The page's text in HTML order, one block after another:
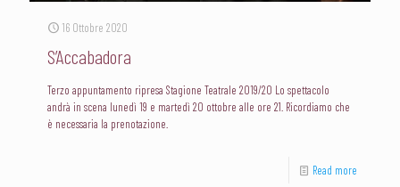
16 Ottobre 2020
S’Accabadora
Terzo appuntamento ripresa Stagione Teatrale 2019/20 Lo spettacolo
andrà in scena lunedì 19 e martedì 20 ottobre alle ore 21. Ricordiamo che
è necessaria la prenotazione.
Read more